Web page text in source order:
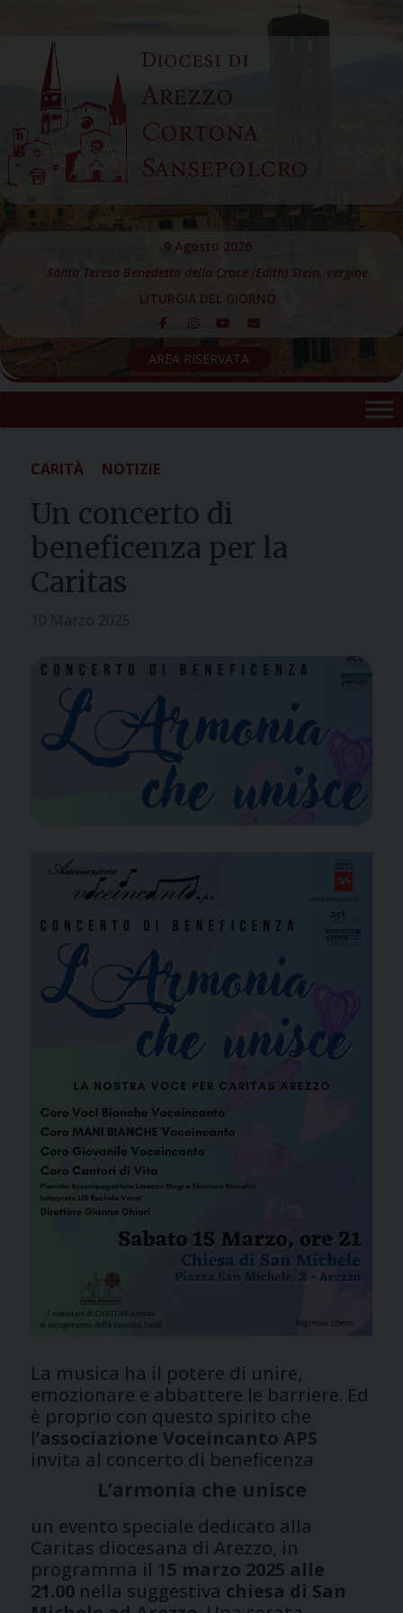
content
Diocesi di
Arezzo
Cortona
Sansepolcro
9 Agosto 2026
Santa Teresa Benedetta della Croce (Edith) Stein, vergine
LITURGIA DEL GIORNO
AREA RISERVATA
CARITÀ NOTIZIE
Un concerto di
beneficenza per la
Caritas
La musica ha il potere di unire,
emozionare e abbattere le barriere. Ed
è proprio con questo spirito che
l’associazione Voceincanto APS
invita al concerto di beneficenza
L’armonia che unisce
un evento speciale dedicato alla
Caritas diocesana di Arezzo, in
programma il 15 marzo 2025 alle
21.00 nella suggestiva chiesa di San